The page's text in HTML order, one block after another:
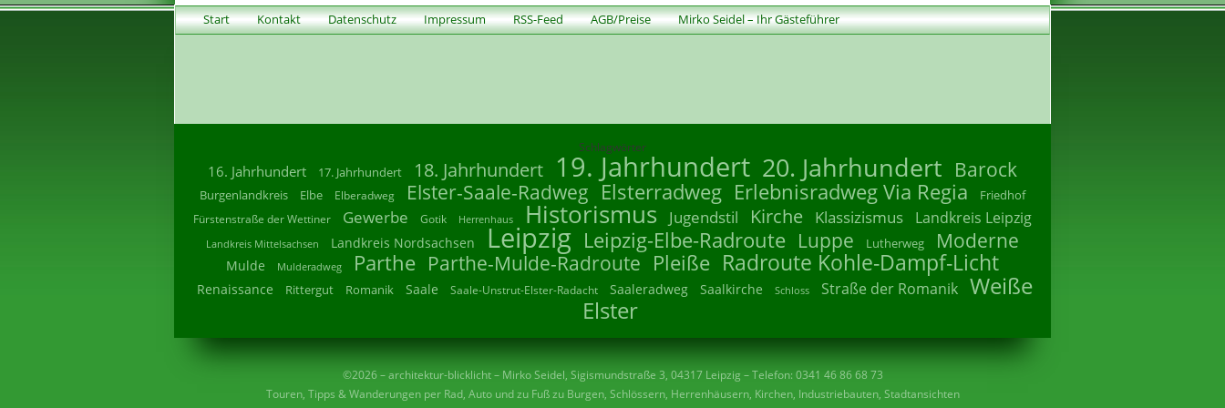
Start Kontakt Datenschutz Impressum RSS-Feed AGB/Preise Mirko Seidel – Ihr Gästeführer
Schlagwörter
16. Jahrhundert 17. Jahrhundert 18. Jahrhundert 19. Jahrhundert 20. Jahrhundert Barock
Burgenlandkreis Elbe Elberadweg Elster-Saale-Radweg Elsterradweg Erlebnisradweg Via Regia Friedhof
Fürstenstraße der Wettiner Gewerbe Gotik Herrenhaus Historismus Jugendstil Kirche Klassizismus Landkreis Leipzig
Landkreis Mittelsachsen Landkreis Nordsachsen Leipzig Leipzig-Elbe-Radroute Luppe Lutherweg Moderne
Mulde Mulderadweg Parthe Parthe-Mulde-Radroute Pleiße Radroute Kohle-Dampf-Licht
Renaissance Rittergut Romanik Saale Saale-Unstrut-Elster-Radacht Saaleradweg Saalkirche Schloss Straße der Romanik Weiße
Elster
©2026 – architektur-blicklicht – Mirko Seidel, Sigismundstraße 3, 04317 Leipzig – Telefon: 0341 46 86 68 73
Touren, Tipps & Wanderungen per Rad, Auto und zu Fuß zu Burgen, Schlössern, Herrenhäusern, Kirchen, Industriebauten, Stadtansichten